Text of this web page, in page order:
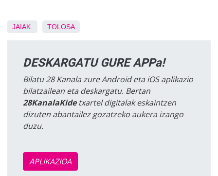
JAIAK TOLOSA
DESKARGATU GURE APPa!
Bilatu 28 Kanala zure Android eta iOS aplikazio
bilatzailean eta deskargatu. Bertan
28KanalaKidetxartel digitalak eskaintzen
dizuten abantailez gozatzeko aukera izango
duzu.
APLIKAZIOA